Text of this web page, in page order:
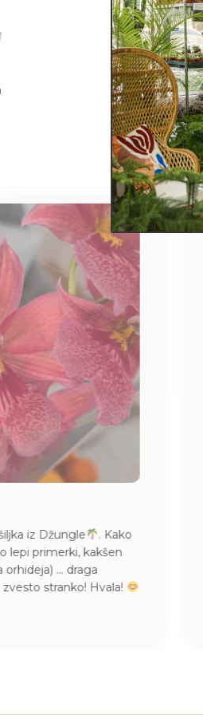
6 cm
iz Džungle
. Kako
lepi primerki, kakšen
… draga
stranko! Hvala!